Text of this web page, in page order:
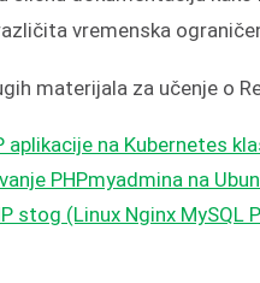
vremenska
materijala za učenje o
aplikacije na Kubernetes
PHPmyadmina na
stog (Linux Nginx MySQL